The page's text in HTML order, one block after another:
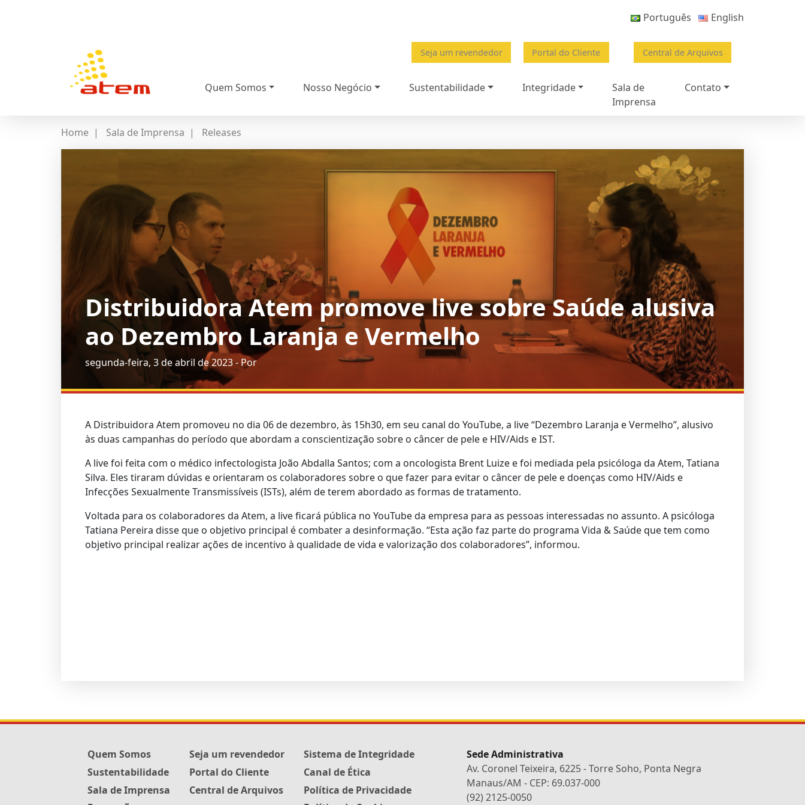
Português English
Seja um revendedor Portal do Cliente Central de Arquivos
Quem Somos Nosso Negócio Sustentabilidade Integridade
Sala de
Imprensa
Contato
Home | Sala de Imprensa | Releases
Distribuidora Atem promove live sobre Saúde alusiva
ao Dezembro Laranja e Vermelho
segunda-feira, 3 de abril de 2023 - Por
A Distribuidora Atem promoveu no dia 06 de dezembro, às 15h30, em seu canal do YouTube, a live “Dezembro Laranja e Vermelho”, alusivo
às duas campanhas do período que abordam a conscientização sobre o câncer de pele e HIV/Aids e IST.
A live foi feita com o médico infectologista João Abdalla Santos; com a oncologista Brent Luize e foi mediada pela psicóloga da Atem, Tatiana
Silva. Eles tiraram dúvidas e orientaram os colaboradores sobre o que fazer para evitar o câncer de pele e doenças como HIV/Aids e
Infecções Sexualmente Transmissíveis (ISTs), além de terem abordado as formas de tratamento.
Voltada para os colaboradores da Atem, a live ficará pública no YouTube da empresa para as pessoas interessadas no assunto. A psicóloga
Tatiana Pereira disse que o objetivo principal é combater a desinformação. “Esta ação faz parte do programa Vida & Saúde que tem como
objetivo principal realizar ações de incentivo à qualidade de vida e valorização dos colaboradores”, informou.
Quem Somos
Sustentabilidade
Sala de Imprensa
Seja um revendedor
Portal do Cliente
Central de Arquivos
Sistema de Integridade
Canal de Ética
Política de Privacidade
Sede Administrativa
Av. Coronel Teixeira, 6225 - Torre Soho, Ponta Negra
Manaus/AM - CEP: 69.037-000
(92) 2125-0050